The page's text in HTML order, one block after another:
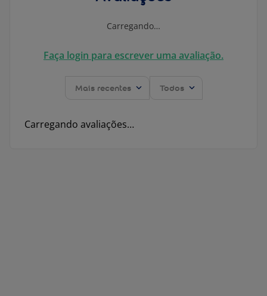
Carregando…
Faça login para escrever uma avaliação.
Mais recentes Todos
Carregando avaliações…